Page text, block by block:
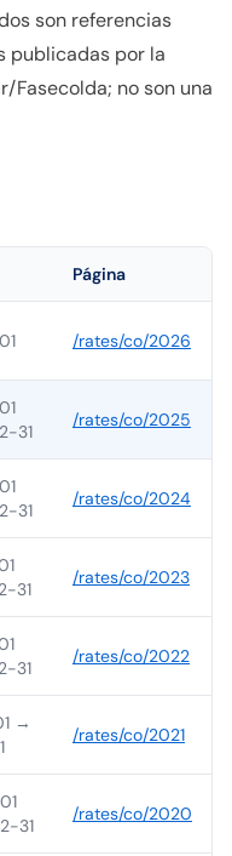
son referencias
publicadas por la
Fasecolda; no son una
Página
/rates/co/2026
31
/rates/co/2025
31
/rates/co/2024
31
/rates/co/2023
31
/rates/co/2022
→
/rates/co/2021
31
/rates/co/2020